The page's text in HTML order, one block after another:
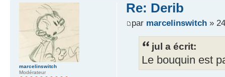
Re: Derib
par marcelinswitch»
jul a écrit:
Le bouquin est
marcelinswitch
Modérateur